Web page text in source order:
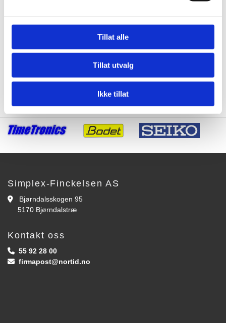
Tillat alle
Tillat utvalg
Ikke tillat
Simplex-Finckelsen AS
 Bjørndalsskogen 95
5170 Bjørndalstræ
Kontakt oss
 55 92 28 00
 firmapost@nortid.no